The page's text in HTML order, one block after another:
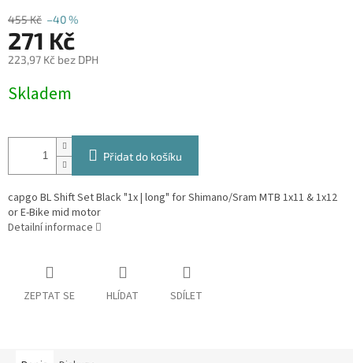
455 Kč –40 %
271 Kč
223,97 Kč bez DPH
cena:
Skladem
Přidat do košíku
capgo BL Shift Set Black "1x | long" for Shimano/Sram MTB 1x11 & 1x12
or E-Bike mid motor
Detailní informace
ZEPTAT SE HLÍDAT SDÍLET